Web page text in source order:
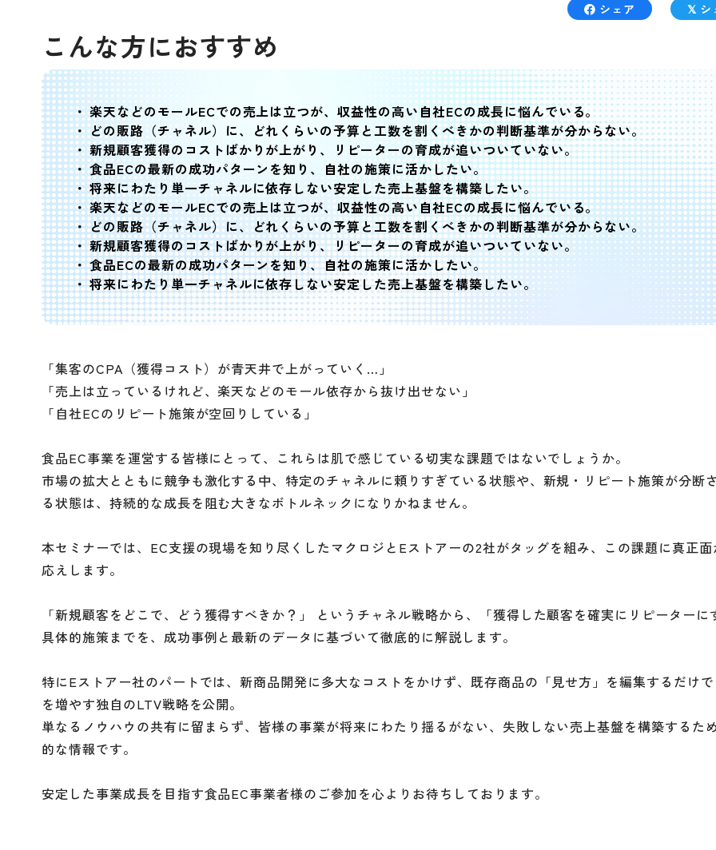
シェア シ
こんな方におすすめ
楽天などのモールECでの売上は立つが、収益性の高い自社ECの成長に悩んでいる。
どの販路（チャネル）に、どれくらいの予算と工数を割くべきかの判断基準が分からない。
新規顧客獲得のコストばかりが上がり、リピーターの育成が追いついていない。
食品ECの最新の成功パターンを知り、自社の施策に活かしたい。
将来にわたり単一チャネルに依存しない安定した売上基盤を構築したい。
楽天などのモールECでの売上は立つが、収益性の高い自社ECの成長に悩んでいる。
どの販路（チャネル）に、どれくらいの予算と工数を割くべきかの判断基準が分からない。
新規顧客獲得のコストばかりが上がり、リピーターの育成が追いついていない。
食品ECの最新の成功パターンを知り、自社の施策に活かしたい。
将来にわたり単一チャネルに依存しない安定した売上基盤を構築したい。
「集客のCPA（獲得コスト）が青天井で上がっていく…」
「売上は立っているけれど、楽天などのモール依存から抜け出せない」
「自社ECのリピート施策が空回りしている」
食品EC事業を運営する皆様にとって、これらは肌で感じている切実な課題ではないでしょうか。
市場の拡大とともに競争も激化する中、特定のチャネルに頼りすぎている状態や、新規・リピート施策が分断
る状態は、持続的な成長を阻む大きなボトルネックになりかねません。
本セミナーでは、EC支援の現場を知り尽くしたマクロジとEストアーの2社がタッグを組み、この課題に真正面
応えします。
「新規顧客をどこで、どう獲得すべきか？」 というチャネル戦略から、「獲得した顧客を確実にリピーターに
具体的施策までを、成功事例と最新のデータに基づいて徹底的に解説します。
特にEストアー社のパートでは、新商品開発に多大なコストをかけず、既存商品の「見せ方」を編集するだけ
を増やす独自のLTV戦略を公開。
単なるノウハウの共有に留まらず、皆様の事業が将来にわたり揺るがない、失敗しない売上基盤を構築するた
的な情報です。
安定した事業成長を目指す食品EC事業者様のご参加を心よりお待ちしております。